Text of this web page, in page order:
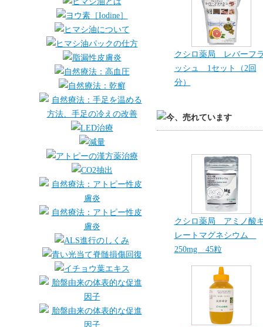
クシロ薬局 レバーフ
ッシュ 1セット（2回
分）
クシロ薬局 アミノ酸
レートマグネシウム
250mg 45粒